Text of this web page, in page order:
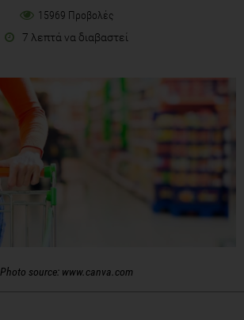
15969 Προβολές
7 λεπτά να διαβαστεί
Photo source: www.canva.com